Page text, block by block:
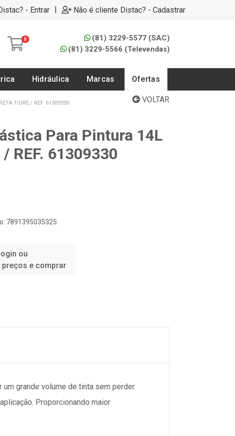
- Entrar | Não é cliente Distac? - Cadastrar
0
(81) 3229-5577 (SAC)
(81) 3229-5566 (Televendas)
Hidráulica Marcas Ofertas
VOLTAR
TIGRE / REF. 61309330
Para Pintura 14L
REF. 61309330
7891395035325
ou
e comprar
grande volume de tinta sem perder
Proporcionando maior